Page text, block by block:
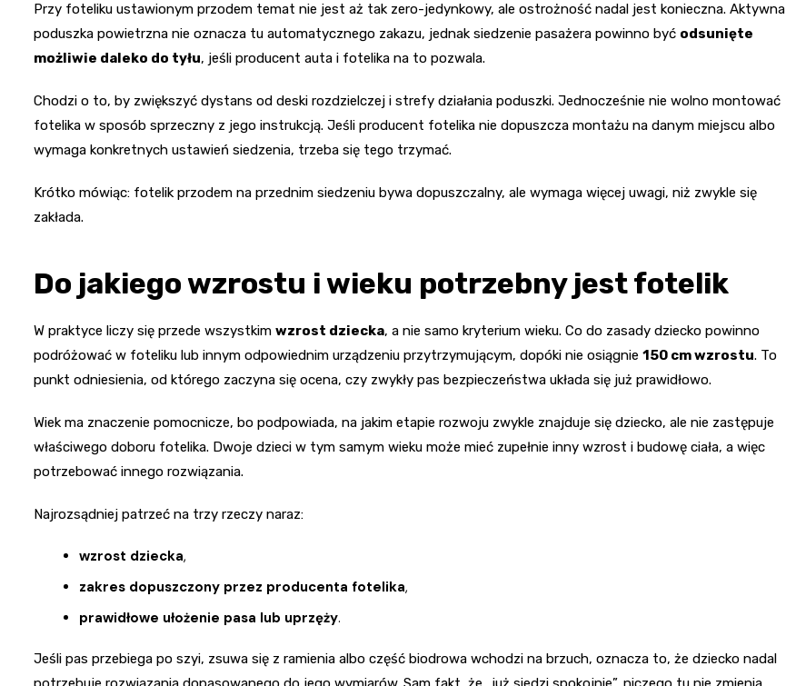
Przy foteliku ustawionym przodem temat nie jest aż tak zero-jedynkowy, ale ostrożność nadal jest konieczna. Aktywna
poduszka powietrzna nie oznacza tu automatycznego zakazu, jednak siedzenie pasażera powinno być odsunięte
możliwie daleko do tyłu, jeśli producent auta i fotelika na to pozwala.
Chodzi o to, by zwiększyć dystans od deski rozdzielczej i strefy działania poduszki. Jednocześnie nie wolno montować
fotelika w sposób sprzeczny z jego instrukcją. Jeśli producent fotelika nie dopuszcza montażu na danym miejscu albo
wymaga konkretnych ustawień siedzenia, trzeba się tego trzymać.
Krótko mówiąc: fotelik przodem na przednim siedzeniu bywa dopuszczalny, ale wymaga więcej uwagi, niż zwykle się
zakłada.
Do jakiego wzrostu i wieku potrzebny jest fotelik
W praktyce liczy się przede wszystkim wzrost dziecka, a nie samo kryterium wieku. Co do zasady dziecko powinno
podróżować w foteliku lub innym odpowiednim urządzeniu przytrzymującym, dopóki nie osiągnie 150 cm wzrostu. To
punkt odniesienia, od którego zaczyna się ocena, czy zwykły pas bezpieczeństwa układa się już prawidłowo.
Wiek ma znaczenie pomocnicze, bo podpowiada, na jakim etapie rozwoju zwykle znajduje się dziecko, ale nie zastępuje
właściwego doboru fotelika. Dwoje dzieci w tym samym wieku może mieć zupełnie inny wzrost i budowę ciała, a więc
potrzebować innego rozwiązania.
Najrozsądniej patrzeć na trzy rzeczy naraz:
wzrost dziecka,
zakres dopuszczony przez producenta fotelika,
prawidłowe ułożenie pasa lub uprzęży.
Jeśli pas przebiega po szyi, zsuwa się z ramienia albo część biodrowa wchodzi na brzuch, oznacza to, że dziecko nadal